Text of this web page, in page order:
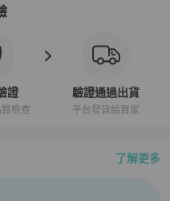
證
檢查
驗證通過出貨
平台發貨給買家
了解更多
檢驗流程介紹